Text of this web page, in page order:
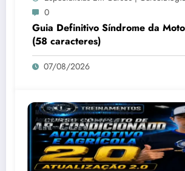
0
Guia Definitivo Síndrome da
(58 caracteres)
07/08/2026